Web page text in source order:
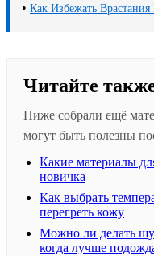
• Как Избежать
Читайте
Ниже собрали ещё
могут быть полезны
Какие материалы
новичка
Как выбрать
перегреть кожу
Можно ли делать
когда лучше